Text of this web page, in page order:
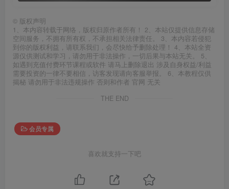
© 版权声明
1、本内容转载于网络，版权归原作者所有！ 2、本站仅提供信息存储
空间服务，不拥有所有权，不承担相关法律责任。 3、本内容若侵犯
到你的版权利益，请联系我们，会尽快给予删除处理！ 4、本站全资
源仅供测试和学习，请勿用于非法操作，一切后果与本站无关。 5、
如遇到充值付费环节课程或软件 请马上删除退出 涉及自身权益/利益
需要投资的一律不要相信，访客发现请向客服举报。 6、本教程仅供
揭秘 请勿用于非法违规操作 否则和作者 官网 无关
THE END
会员专属
喜欢就支持一下吧